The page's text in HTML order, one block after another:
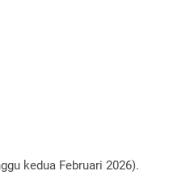
kedua Februari 2026).